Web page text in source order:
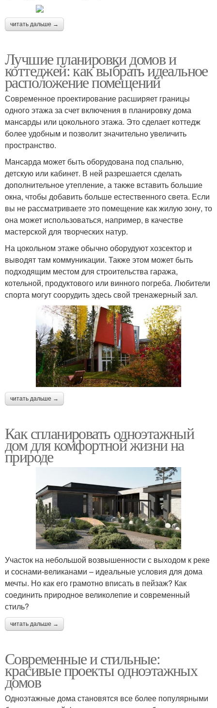
читать дальше →
Лучшие планировки домов и
коттеджей: как выбрать идеальное
расположение помещений
Современное проектирование расширяет границы
одного этажа за счет включения в планировку дома
мансарды или цокольного этажа. Это сделает коттедж
более удобным и позволит значительно увеличить
пространство.
Мансарда может быть оборудована под спальню,
детскую или кабинет. В ней разрешается сделать
дополнительное утепление, а также вставить большие
окна, чтобы добавить больше естественного света. Если
вы не рассматриваете это помещение как жилую зону, то
она может использоваться, например, в качестве
мастерской для творческих натур.
На цокольном этаже обычно оборудуют хозсектор и
выводят там коммуникации. Также этом может быть
подходящим местом для строительства гаража,
котельной, продуктового или винного погреба. Любители
спорта могут соорудить здесь свой тренажерный зал.
читать дальше →
Как спланировать одноэтажный
дом для комфортной жизни на
природе
Участок на небольшой возвышенности с выходом к реке
и соснами-великанами – идеальные условия для дома
мечты. Но как его грамотно вписать в пейзаж? Как
соединить природное великолепие и современный
стиль?
читать дальше →
Современные и стильные:
красивые проекты одноэтажных
домов
Одноэтажные дома становятся все более популярными